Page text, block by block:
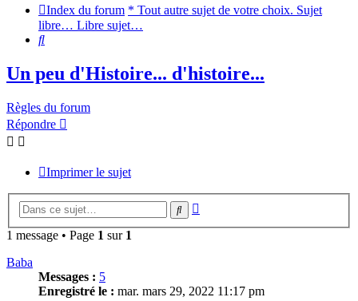
Index du forum * Tout autre sujet de votre choix. Sujet
libre… Libre sujet…
Rechercher
Un peu d'Histoire... d'histoire...
Règles du forum
Répondre
Imprimer le sujet
Rechercher
1 message • Page 1 sur 1
Baba
Messages : 5
Enregistré le : mar. mars 29, 2022 11:17 pm